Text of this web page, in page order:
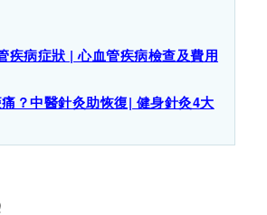
疾病症狀 | 心血管疾病檢查及費用
？中醫針灸助恢復| 健身針灸4大